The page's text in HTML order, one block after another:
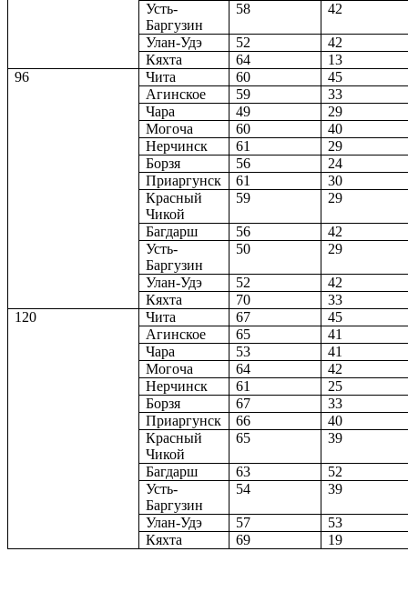
Усть-
Баргузин
58 42
Улан-Удэ 52
42
Кяхта
64
13
96
Чита 60
45
Агинское
59
33
Чара
49
29
Могоча
60
40
Нерчинск
61
29
Борзя
56
24
Приаргунск
61
30
Красный
Чикой
59 29
Багдарш 56
42
Усть-
Баргузин
50 29
Улан-Удэ 52
42
Кяхта
70
33
120
Чита 67
45
Агинское
65
41
Чара
53
41
Могоча
64
42
Нерчинск
61
25
Борзя
67
33
Приаргунск
66
40
Красный
Чикой
65 39
Багдарш 63
52
Усть-
Баргузин
54 39
Улан-Удэ 57
53
Кяхта
69 19